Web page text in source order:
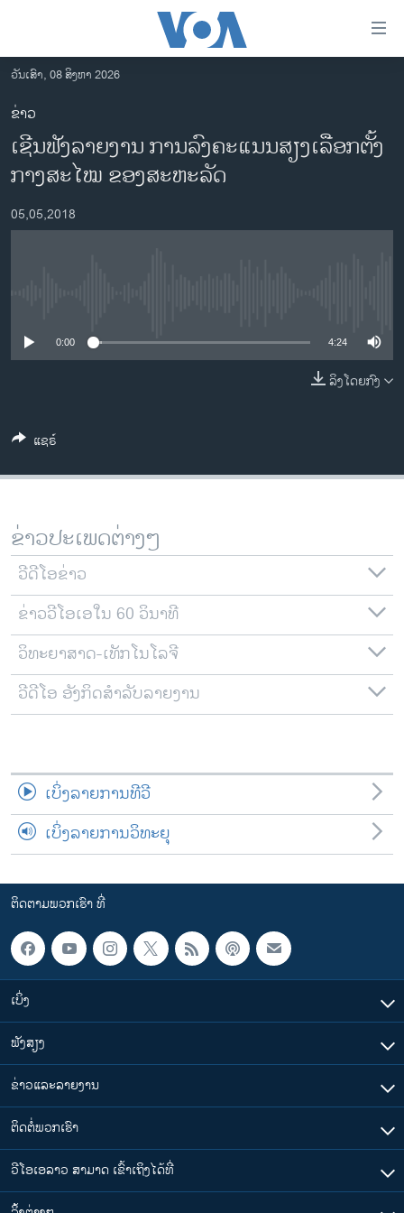
ເຂົ້າ
ຫາ
ຂ້າມ
ຂ້າມ
ຂ້າມ
ໄປ
ຫາ
ຊອກ
ອາເມຣິກາ
ການເລືອກຕັ້ງ ປະທານາທີບໍດີ ສະຫະລັດ 2024
ຂ່າວ​ຈີນ
ຊີວິດຊາວລາວ
ທຸລະກິດ
ພາສາອັງກິດ
ສຽງ
ລາຍການກະຈາຍສຽງ
ລາຍງານ
ຕິດຕາມພວກເຮົາ ທີ່
ພາສາຕ່າງໆ
ວັນເສົາ, 08 ສິງຫາ 2026
ຂ່າວ
ເຊີນຟັງລາຍງານ ການລົງຄະແນນສຽງເລືອກຕັ້ງ
ກາງສະໄໝ ຂອງສະຫະລັດ
05,05,2018
0:00 4:24
ລິງໂດຍກົງ
ແຊຣ໌
ຂ່າວປະເພດຕ່າງໆ
ວີດີໂອຂ່າວ
ຂ່າວວີໂອເອໃນ 60 ວິນາທີ
ວິທະຍາສາດ-ເທັກໂນໂລຈີ
ວີດີໂອ ອັງກິດສຳລັບລາຍງານ
ເບິ່ງລາຍການທີວີ
ເບິ່ງລາຍການວິທະຍຸ
ຕິດຕາມພວກເຮົາ ທີ່
ເບິ່ງ
ຟັງສຽງ
ຂ່າວແລະລາຍງານ
ຕິດຕໍ່ພວກເຮົາ
ວີໂອເອລາວ ສາມາດ ເຂົ້າເຖິງໄດ້ທີ່